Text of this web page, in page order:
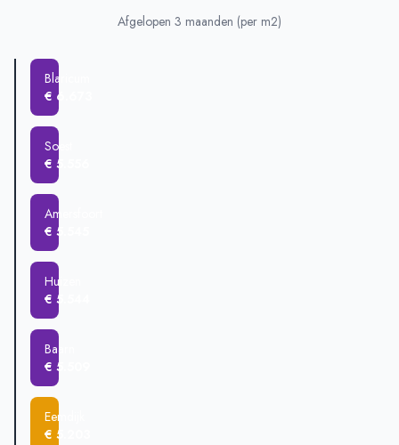
€ 645.833
Huizen
Amersfoort
Baarn
Bunschoten-Spakenburg
Afgelopen 3 maanden (per m2)
Blaricum
€ 6.673
Soest
€ 5.556
Amersfoort
€ 5.545
Huizen
€ 5.544
Baarn
€ 5.509
Eemdijk
€ 5.203